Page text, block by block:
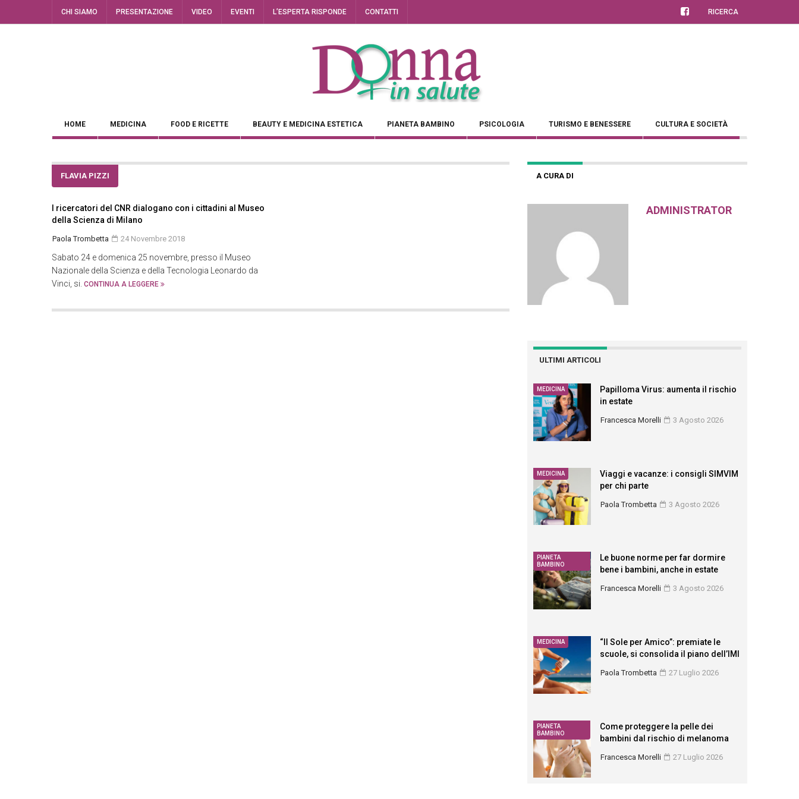
CHI SIAMO PRESENTAZIONE VIDEO EVENTI L’ESPERTA RISPONDE CONTATTI RICERCA
HOME MEDICINA FOOD E RICETTE BEAUTY E MEDICINA ESTETICA PIANETA BAMBINO PSICOLOGIA TURISMO E BENESSERE CULTURA E SOCIETÀ
FLAVIA PIZZI
I ricercatori del CNR dialogano con i cittadini al Museo
della Scienza di Milano
Paola Trombetta 24 Novembre 2018
Sabato 24 e domenica 25 novembre, presso il Museo
Nazionale della Scienza e della Tecnologia Leonardo da
Vinci, si. CONTINUA A LEGGERE
A CURA DI
ADMINISTRATOR
ULTIMI ARTICOLI
MEDICINA
Papilloma Virus: aumenta il rischio
in estate
Francesca Morelli 3 Agosto 2026
MEDICINA
Viaggi e vacanze: i consigli SIMVIM
per chi parte
Paola Trombetta 3 Agosto 2026
PIANETA
BAMBINO
Le buone norme per far dormire
bene i bambini, anche in estate
Francesca Morelli 3 Agosto 2026
MEDICINA
“Il Sole per Amico”: premiate le
scuole, si consolida il piano dell’IMI
Paola Trombetta 27 Luglio 2026
PIANETA
BAMBINO
Come proteggere la pelle dei
bambini dal rischio di melanoma
Francesca Morelli 27 Luglio 2026